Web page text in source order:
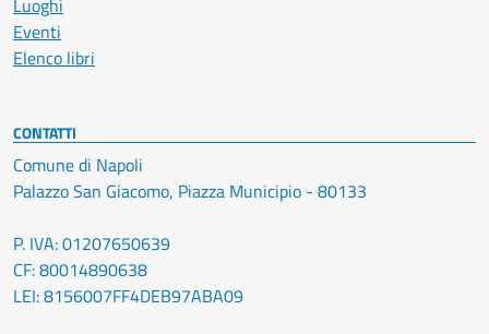
Luoghi
Eventi
Elenco libri
CONTATTI
Comune di Napoli
Palazzo San Giacomo, Piazza Municipio - 80133
P. IVA: 01207650639
CF: 80014890638
LEI: 8156007FF4DEB97ABA09